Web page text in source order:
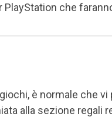
che
è normale che
alla sezione regali